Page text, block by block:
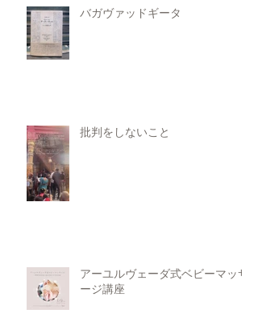
バガヴァッドギータ
批判をしないこと
アーユルヴェーダ式ベビーマッサ
ージ講座